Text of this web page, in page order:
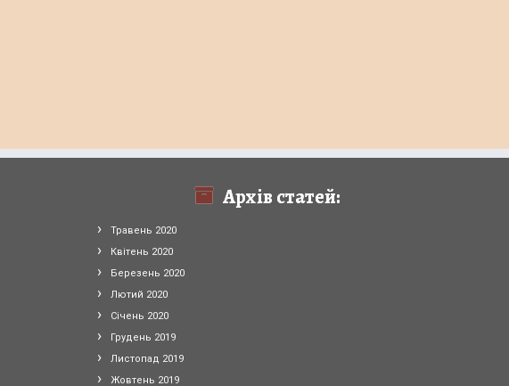
Архів статей:
Травень 2020
Квітень 2020
Березень 2020
Лютий 2020
Січень 2020
Грудень 2019
Листопад 2019
Жовтень 2019